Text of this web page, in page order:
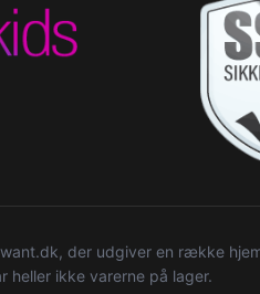
der udgiver en række
heller ikke varerne på lager.